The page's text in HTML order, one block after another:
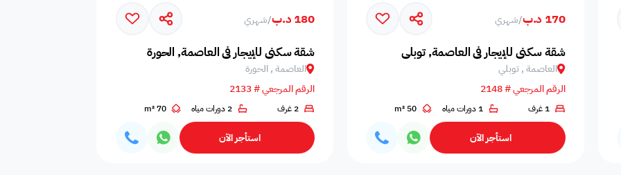
170 د.ب /شهري
شقة سكني للإيجار في العاصمة, توبلي
العاصمة , توبلي
الرقم المرجعي # 2148
1 غرف 1 دورات مياه 50 m²
استأجر الآن
180 د.ب /شهري
شقة سكني للإيجار في العاصمة, الحورة
العاصمة , الحورة
الرقم المرجعي # 2133
2 غرف 2 دورات مياه 70 m²
استأجر الآن